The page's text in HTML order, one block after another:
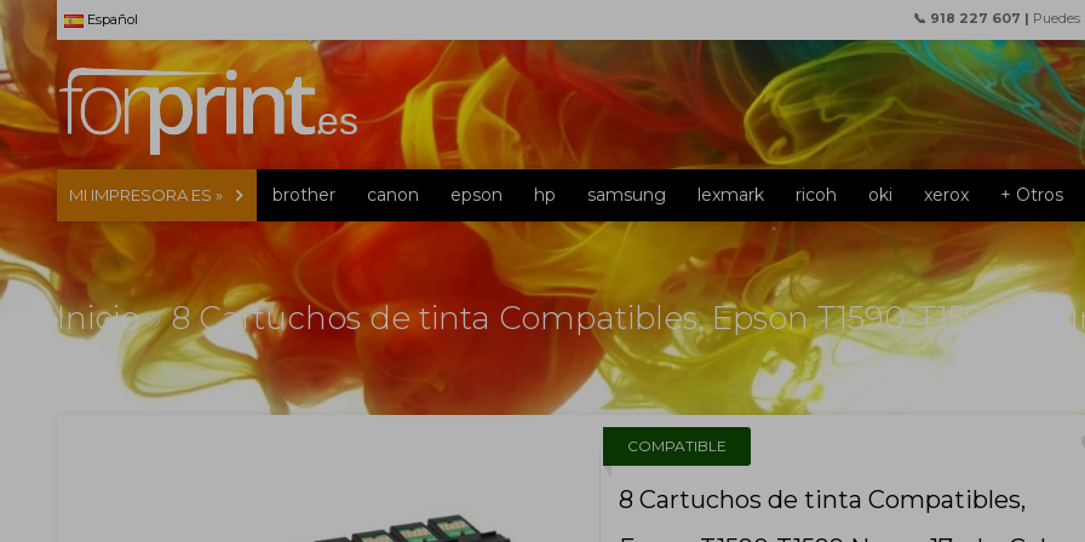
Español 📞 918 227 607 | Puedes
MI IMPRESORA ES » brother canon epson hp samsung lexmark ricoh oki xerox + Otros
Inicio»8 Cartuchos de tinta Compatibles, Epson T1590-T1599
COMPATIBLE
8 Cartuchos de tinta Compatibles,